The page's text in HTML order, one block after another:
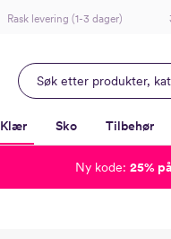
Rask levering (1-3 dager)
Klær Sko Tilbehør
Ny kode: 25%